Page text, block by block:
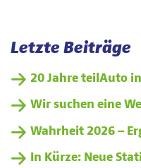
Letzte Beiträge
20 Jahre teilAuto
Wir suchen eine
Wahrheit 2026 –
In Kürze: Neue